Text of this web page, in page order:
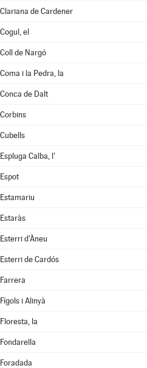
Clariana de Cardener
Cogul, el
Coll de Nargó
Coma i la Pedra, la
Conca de Dalt
Corbins
Cubells
Espluga Calba, l'
Espot
Estamariu
Estaràs
Esterri d'Àneu
Esterri de Cardós
Farrera
Fígols i Alinyà
Floresta, la
Fondarella
Foradada